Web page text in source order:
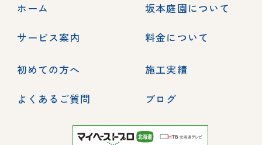
ホーム
坂本庭園について
サービス案内
料金について
初めての方へ
施工実績
よくあるご質問
ブログ